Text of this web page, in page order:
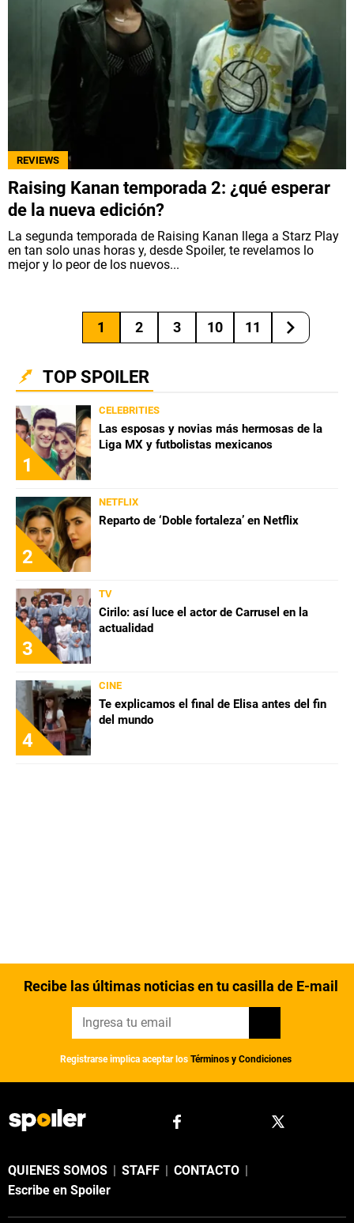
REVIEWS
Raising Kanan temporada 2: ¿qué esperar
de la nueva edición?
La segunda temporada de Raising Kanan llega a Starz Play
en tan solo unas horas y, desde Spoiler, te revelamos lo
mejor y lo peor de los nuevos...
1 2 3 10 11
TOP SPOILER
1
CELEBRITIES
Las esposas y novias más hermosas de la
Liga MX y futbolistas mexicanos
2
NETFLIX
Reparto de ‘Doble fortaleza’ en Netflix
3
TV
Cirilo: así luce el actor de Carrusel en la
actualidad
4
CINE
Te explicamos el final de Elisa antes del fin
del mundo
Recibe las últimas noticias en tu casilla de E-mail
Registrarse implica aceptar los Términos y Condiciones
QUIENES SOMOS | STAFF | CONTACTO |
Escribe en Spoiler